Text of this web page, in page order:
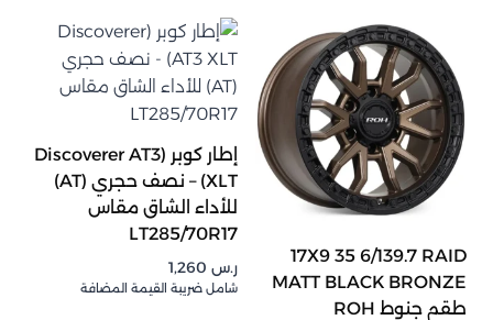
17X9 35 6/139.7 RAID
MATT BLACK BRONZE
طقم جنوط ROH
إطار كوبر (Discoverer AT3
XLT) – نصف حجري (AT)
للأداء الشاق مقاس
LT285/70R17
ر.س
شامل ضريبة القيمة المضافة